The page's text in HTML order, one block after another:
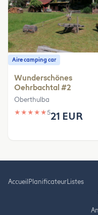
Aire camping car
Wunderschönes
Oehrbachtal #2
Oberthulba
★ ★ ★ ★ ★521 EUR
AccueilPlanificateurListes